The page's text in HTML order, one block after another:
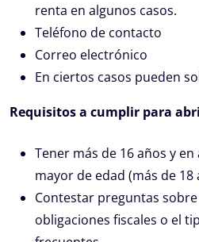
renta en algunos casos.
Teléfono de contacto
Correo electrónico
En ciertos casos pueden
Requisitos a cumplir para
Tener más de 16 años y
mayor de edad (más de 18
Contestar preguntas
obligaciones fiscales o el